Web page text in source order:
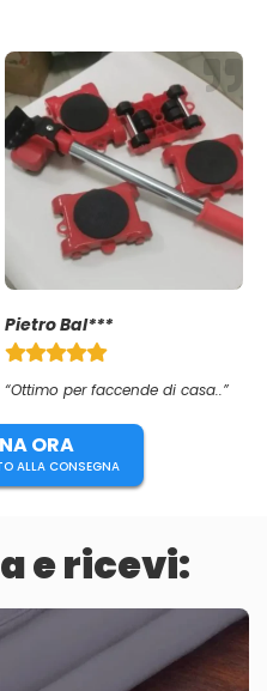
Pietro Bal***
“Ottimo per faccende di casa..”
ORA
ALLA CONSEGNA
e ricevi: